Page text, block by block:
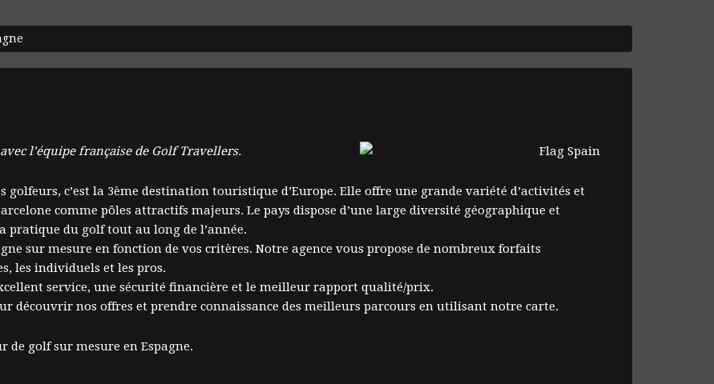
l’équipe française de Golf Travellers.
golfeurs, c’est la 3ème destination touristique d’Europe. Elle offre une grande variété d’activités et
comme pôles attractifs majeurs. Le pays dispose d’une large diversité géographique et
pratique du golf tout au long de l’année.
sur mesure en fonction de vos critères. Notre agence vous propose de nombreux forfaits
les individuels et les pros.
service, une sécurité financière et le meilleur rapport qualité/prix.
découvrir nos offres et prendre connaissance des meilleurs parcours en utilisant notre carte.
golf sur mesure en Espagne.